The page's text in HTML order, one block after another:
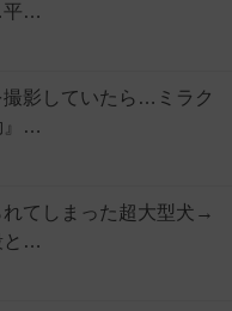
平…
影していたら…ミラク
』…
てしまった超大型犬→
と…